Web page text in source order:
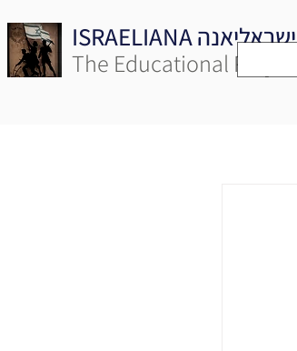
ISRAELIANA ישראליאנה
The Educational Project